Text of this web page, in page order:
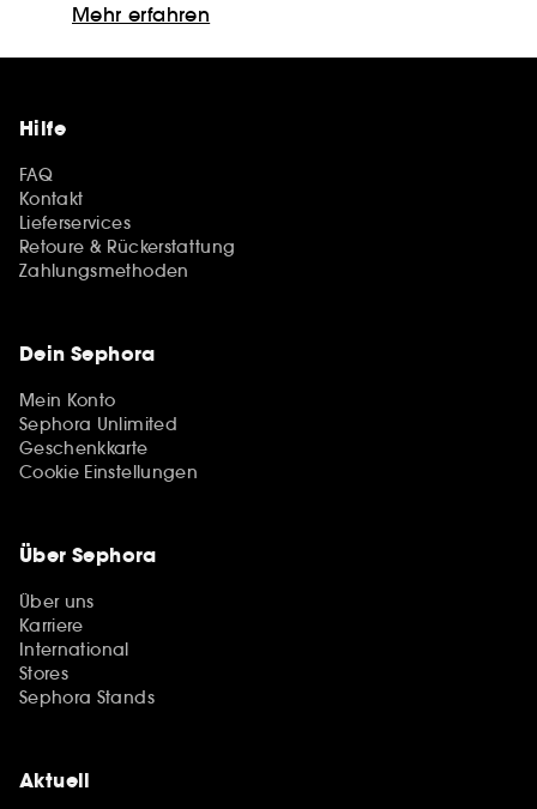
Mehr erfahren
Hilfe
FAQ
Kontakt
Lieferservices
Retoure & Rückerstattung
Zahlungsmethoden
Dein Sephora
Mein Konto
Sephora Unlimited
Geschenkkarte
Cookie Einstellungen
Über Sephora
Über uns
Karriere
International
Stores
Sephora Stands
Aktuell